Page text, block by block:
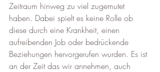
Zeitraum hinweg zu viel zugemutet
haben. Dabei spielt es keine Rolle ob
diese durch eine Krankheit, einen
aufreibenden Job oder bedrückende
Beziehungen hervorgerufen wurden. Es ist
an der Zeit das wir annehmen, auch